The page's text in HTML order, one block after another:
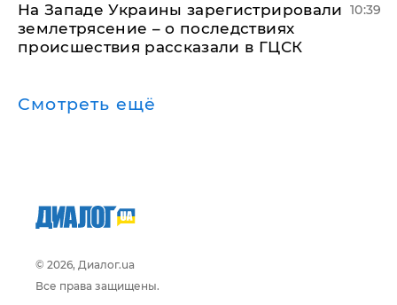
На Западе Украины зарегистрировали
землетрясение – о последствиях
происшествия рассказали в ГЦСК
10:39
Смотреть ещё
© 2026, Диалог.ua
Все права защищены.